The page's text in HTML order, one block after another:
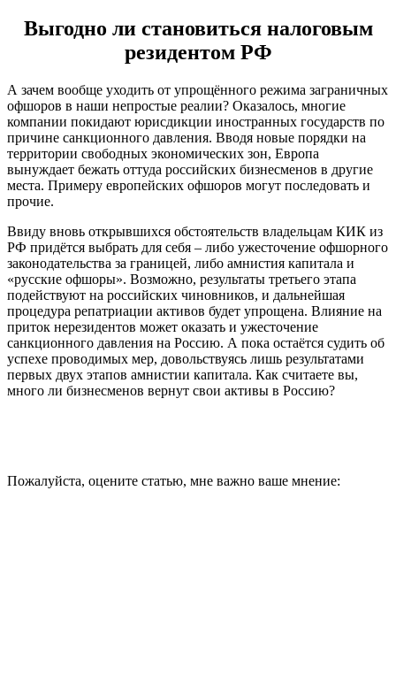
Выгодно ли становиться налоговым
резидентом РФ
А зачем вообще уходить от упрощённого режима заграничных
офшоров в наши непростые реалии? Оказалось, многие
компании покидают юрисдикции иностранных государств по
причине санкционного давления. Вводя новые порядки на
территории свободных экономических зон, Европа
вынуждает бежать оттуда российских бизнесменов в другие
места. Примеру европейских офшоров могут последовать и
прочие.
Ввиду вновь открывшихся обстоятельств владельцам КИК из
РФ придётся выбрать для себя – либо ужесточение офшорного
законодательства за границей, либо амнистия капитала и
«русские офшоры». Возможно, результаты третьего этапа
подействуют на российских чиновников, и дальнейшая
процедура репатриации активов будет упрощена. Влияние на
приток нерезидентов может оказать и ужесточение
санкционного давления на Россию. А пока остаётся судить об
успехе проводимых мер, довольствуясь лишь результатами
первых двух этапов амнистии капитала. Как считаете вы,
много ли бизнесменов вернут свои активы в Россию?
Пожалуйста, оцените статью, мне важно ваше мнение: